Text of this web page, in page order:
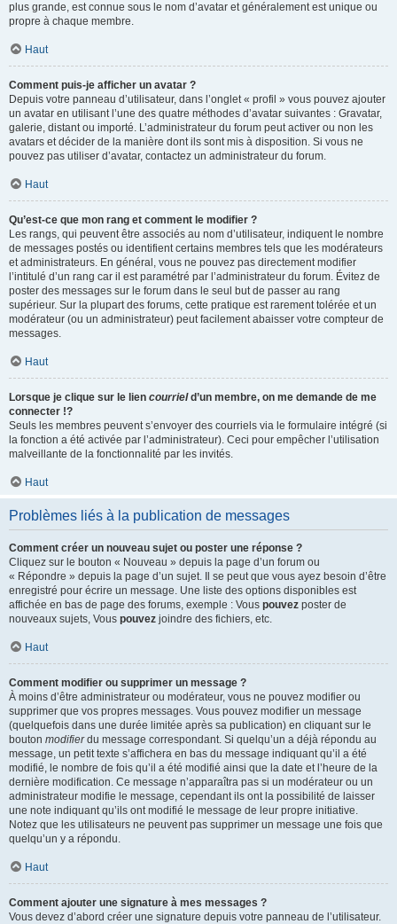
plus grande, est connue sous le nom d’avatar et généralement est unique ou
propre à chaque membre.
Haut
Comment puis-je afficher un avatar ?
Depuis votre panneau d’utilisateur, dans l’onglet « profil » vous pouvez ajouter
un avatar en utilisant l’une des quatre méthodes d’avatar suivantes : Gravatar,
galerie, distant ou importé. L’administrateur du forum peut activer ou non les
avatars et décider de la manière dont ils sont mis à disposition. Si vous ne
pouvez pas utiliser d’avatar, contactez un administrateur du forum.
Haut
Qu’est-ce que mon rang et comment le modifier ?
Les rangs, qui peuvent être associés au nom d’utilisateur, indiquent le nombre
de messages postés ou identifient certains membres tels que les modérateurs
et administrateurs. En général, vous ne pouvez pas directement modifier
l’intitulé d’un rang car il est paramétré par l’administrateur du forum. Évitez de
poster des messages sur le forum dans le seul but de passer au rang
supérieur. Sur la plupart des forums, cette pratique est rarement tolérée et un
modérateur (ou un administrateur) peut facilement abaisser votre compteur de
messages.
Haut
Lorsque je clique sur le lien courrield’un membre, on me demande de me
connecter !?
Seuls les membres peuvent s’envoyer des courriels via le formulaire intégré (si
la fonction a été activée par l’administrateur). Ceci pour empêcher l’utilisation
malveillante de la fonctionnalité par les invités.
Haut
Problèmes liés à la publication de messages
Comment créer un nouveau sujet ou poster une réponse ?
Cliquez sur le bouton « Nouveau » depuis la page d’un forum ou
« Répondre » depuis la page d’un sujet. Il se peut que vous ayez besoin d’être
enregistré pour écrire un message. Une liste des options disponibles est
affichée en bas de page des forums, exemple : Vous pouvez poster de
nouveaux sujets, Vous pouvez joindre des fichiers, etc.
Haut
Comment modifier ou supprimer un message ?
À moins d’être administrateur ou modérateur, vous ne pouvez modifier ou
supprimer que vos propres messages. Vous pouvez modifier un message
(quelquefois dans une durée limitée après sa publication) en cliquant sur le
bouton modifierdu message correspondant. Si quelqu’un a déjà répondu au
message, un petit texte s’affichera en bas du message indiquant qu’il a été
modifié, le nombre de fois qu’il a été modifié ainsi que la date et l’heure de la
dernière modification. Ce message n’apparaîtra pas si un modérateur ou un
administrateur modifie le message, cependant ils ont la possibilité de laisser
une note indiquant qu’ils ont modifié le message de leur propre initiative.
Notez que les utilisateurs ne peuvent pas supprimer un message une fois que
quelqu’un y a répondu.
Haut
Comment ajouter une signature à mes messages ?
Vous devez d’abord créer une signature depuis votre panneau de l’utilisateur.